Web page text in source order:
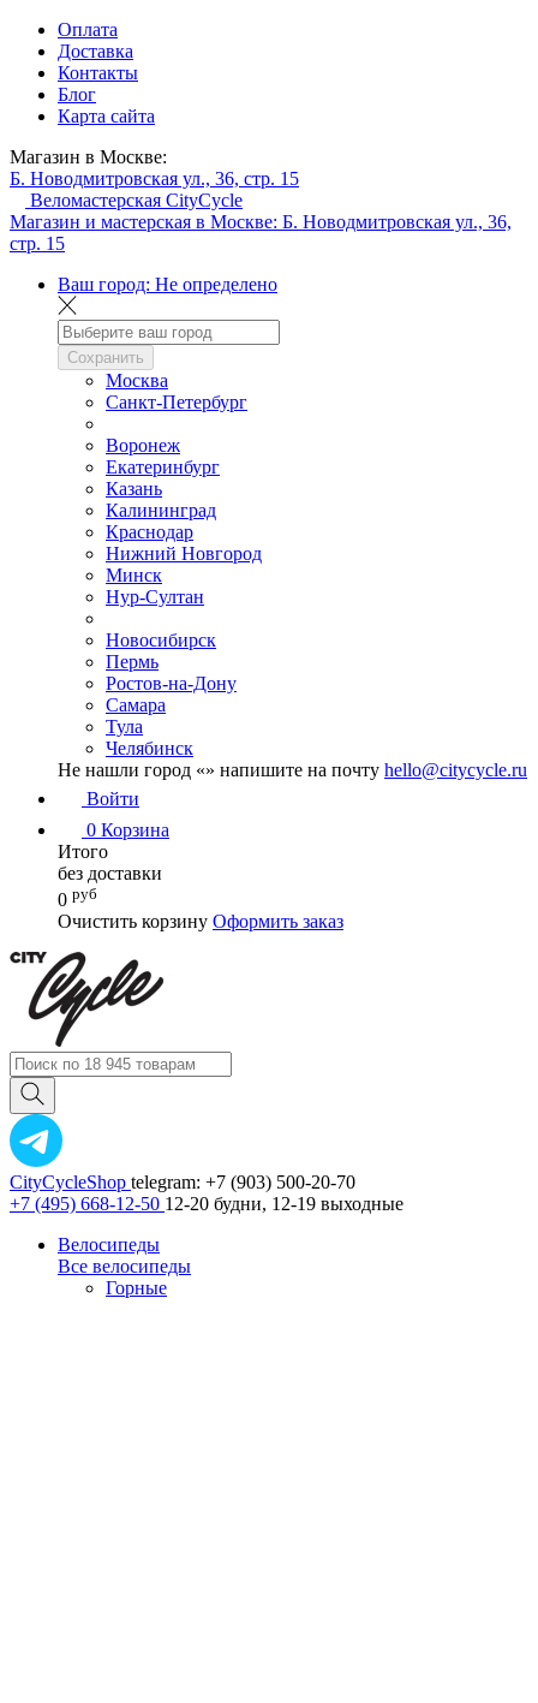
Оплата
Доставка
Контакты
Блог
Карта сайта
Магазин в Москве:
Б. Новодмитровская ул., 36, стр. 15
Веломастерская CityCycle
Магазин и мастерская в Москве: Б. Новодмитровская ул., 36,
стр. 15
Ваш город: Не определено
Сохранить
Москва
Санкт-Петербург
Воронеж
Екатеринбург
Казань
Калининград
Краснодар
Нижний Новгород
Минск
Нур-Султан
Новосибирск
Пермь
Ростов-на-Дону
Самара
Тула
Челябинск
Не нашли город «» напишите на почту hello@citycycle.ru
Войти
0 Корзина
Итого
без доставки
0 руб
Очистить корзину Оформить заказ
CityCycleShop telegram: +7 (903) 500-20-70
+7 (495) 668-12-50 12-20 будни, 12-19 выходные
Велосипеды
Все велосипеды
Горные